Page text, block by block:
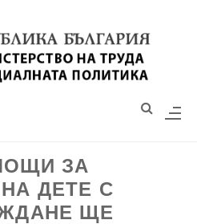
ЗА
ДЕТЕ С
ЩЕ